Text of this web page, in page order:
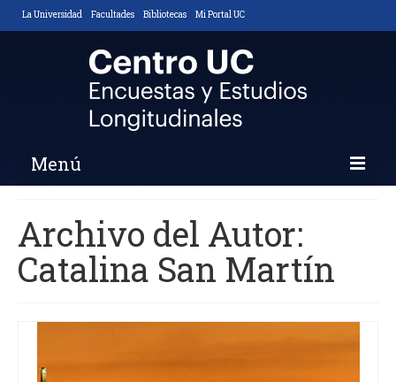
La Universidad Facultades Bibliotecas Mi Portal UC
Menú
Nosotros
Descripción y Objetivos
Áreas de Trabajo
Archivo del Autor:
Catalina San Martín